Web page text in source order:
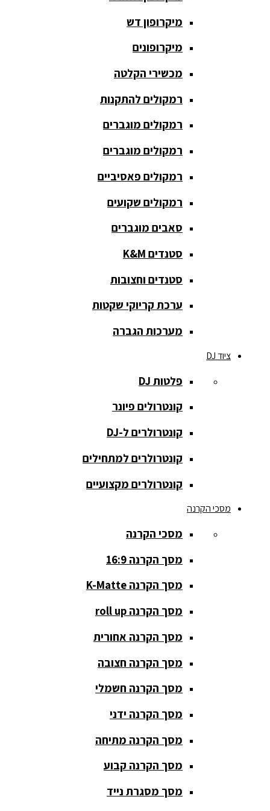
כריזה
ומגפונים
מדונה
אלחוטית
מיקסר
מוגברים
מיקרופון
הקלטה
רמקולים
רמקולים
מוגברים
רמקולים
שקועים
סאבים
וחצובות
ערכת קריוקי
שקטות
מערכות
הגברה
פלטות DJ
קונטרולים
פיונר
קונטרולרים
מיקרופון דש
מיקרופונים
מכשירי הקלטה
רמקולים להתקנות
רמקולים מוגברים
רמקולים מוגברים
רמקולים פאסיביים
רמקולים שקועים
סאבים מוגברים
סטנדים K&M
סטנדים וחצובות
ערכת קריוקי שקטות
מערכות הגברה
ציוד DJ
פלטות DJ
קונטרולים פיונר
קונטרולרים ל-DJ
קונטרולרים למתחילים
קונטרולרים מקצועיים
מסכי הקרנה
מסכי הקרנה
מסך הקרנה 16:9
מסך הקרנה K-Matte
מסך הקרנה roll up
מסך הקרנה אחורית
מסך הקרנה חצובה
מסך הקרנה חשמלי
מסך הקרנה ידני
מסך הקרנה מתיחה
מסך הקרנה קבוע
מסך מסגרת נייד